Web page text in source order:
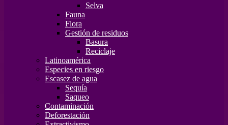
Selva
Fauna
Flora
Gestión de residuos
Basura
Reciclaje
Latinoamérica
Especies en riesgo
Escasez de agua
Sequía
Saqueo
Contaminación
Deforestación